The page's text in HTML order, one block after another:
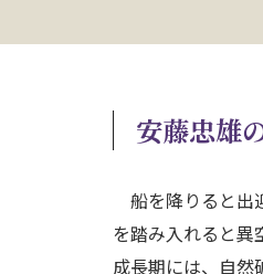
安藤忠雄
船を降りると出
を踏み入れると異
成長期には、自然